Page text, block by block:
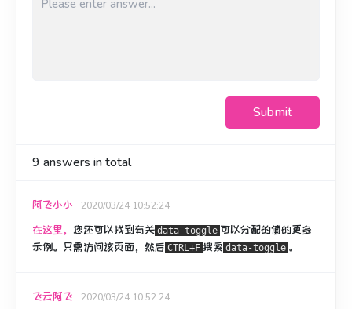
Submit
9 answers in total
阿飞小小 2020/03/24 10:52:24
在这里， 您还可以找到有关 data-toggle 可以分配的值的更多
示例。 只需访问该页面，然后 CTRL+F 搜索 data-toggle 。
飞云阿飞 2020/03/24 10:52:24